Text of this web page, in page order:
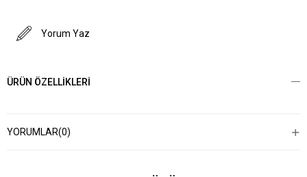
Yorum Yaz
ÜRÜN ÖZELLIKLERI
YORUMLAR(0)